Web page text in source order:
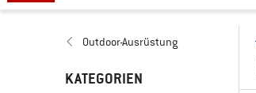
Outdoor-Ausrüstung
KATEGORIEN